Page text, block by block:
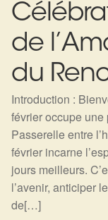
La roue de l’année
Mon compte
Validation de la
Détails du compte
Commandes
Panier
de
du
Introduction :
février occupe
Passerelle entre
février incarne
jours meilleurs.
l’avenir, anticiper
de[…]